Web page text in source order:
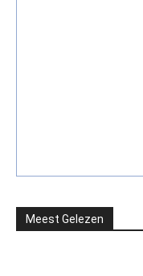
Meest Gelezen